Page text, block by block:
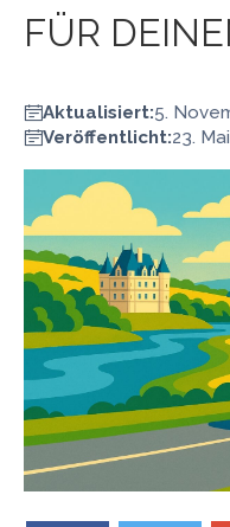
FÜR
Aktualisiert:5.
Veröffentlicht:23.